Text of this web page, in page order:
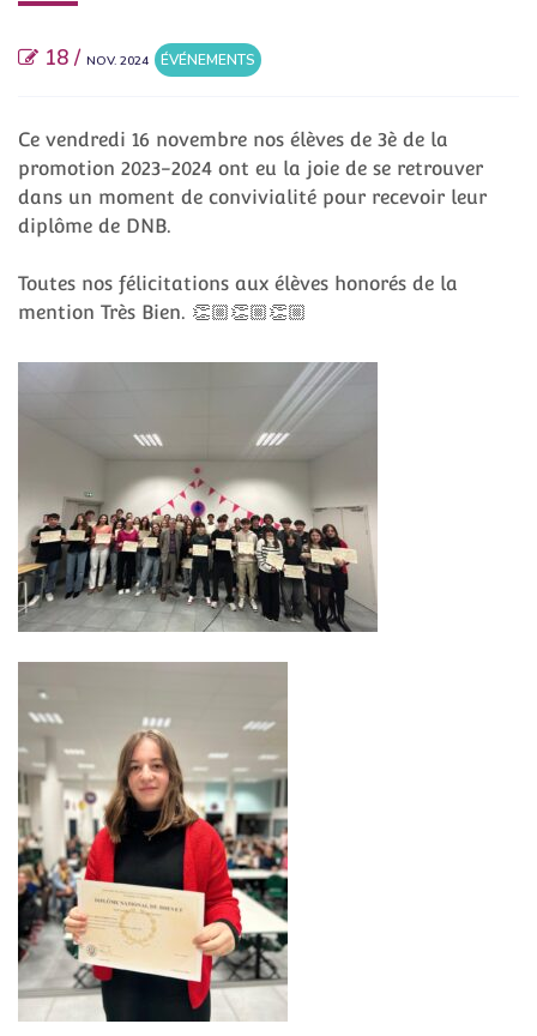
18 / NOV. 2024 ÉVÉNEMENTS
Ce vendredi 16 novembre nos élèves de 3è de la
promotion 2023-2024 ont eu la joie de se retrouver
dans un moment de convivialité pour recevoir leur
diplôme de DNB.
Toutes nos félicitations aux élèves honorés de la
mention Très Bien. 👏🏼👏🏼👏🏼